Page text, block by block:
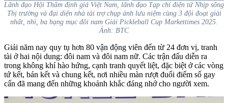
Lãnh đạo Hội Thẩm định giá Việt Nam, lãnh đạo Tạp chí điện tử Nhịp sống
Thị trường và đại diện nhà tài trợ chụp ảnh lưu niệm cùng 3 đội đoạt giải
nhất, nhì, ba hạng mục đôi nam Giải Pickleball Cup Markettimes 2025.
Ảnh: BTC
Giải năm nay quy tụ hơn 80 vận động viên đến từ 24 đơn vị, tranh
tài ở hai nội dung: đôi nam và đôi nam nữ. Các trận đấu diễn ra
trong không khí hào hứng, cạnh tranh quyết liệt, đặc biệt ở các vòng
tứ kết, bán kết và chung kết, nơi nhiều màn rượt đuổi điểm số gay
cấn đã mang đến những khoảnh khắc đáng nhớ cho người xem.